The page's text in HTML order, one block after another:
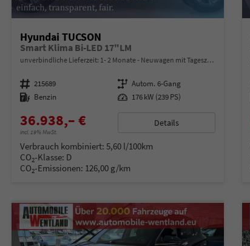
Hyundai TUCSON
Smart Klima Bi-LED 17"LM
unverbindliche Lieferzeit: 1- 2 Monate Neuwagen mit Tageszulassung
Fahrzeugnummer 215689 Getriebe Autom. 6-Gang
Kraftstoff Benzin Leistung 176 kW (239 PS)
36.938,– €
incl. 19% MwSt.
Details
Verbrauch kombiniert: 5,60 l/100km
CO2-Klasse: D
CO2-Emissionen: 126,00 g/km